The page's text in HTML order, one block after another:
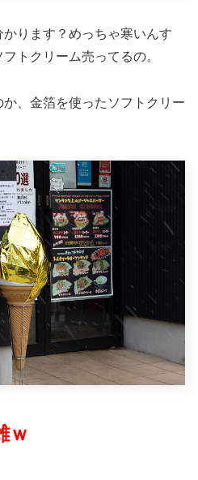
ります？めっちゃ寒いんす
トクリーム売ってるの。
、金箔を使ったソフトクリー
ｗ